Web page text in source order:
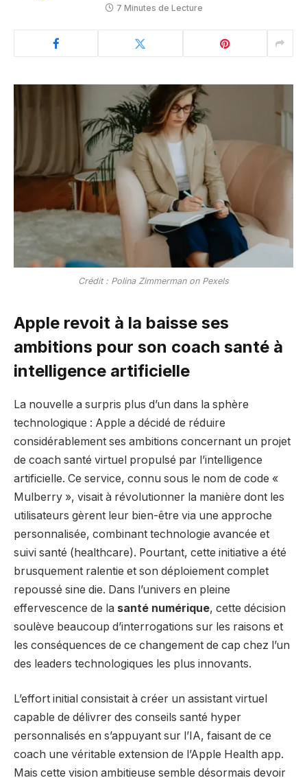
7 Minutes de Lecture
Crédit : Polina Zimmerman on Pexels
Apple revoit à la baisse ses
ambitions pour son coach santé à
intelligence artificielle
La nouvelle a surpris plus d’un dans la sphère
technologique : Apple a décidé de réduire
considérablement ses ambitions concernant un projet
de coach santé virtuel propulsé par l’intelligence
artificielle. Ce service, connu sous le nom de code «
Mulberry », visait à révolutionner la manière dont les
utilisateurs gèrent leur bien-être via une approche
personnalisée, combinant technologie avancée et
suivi santé (healthcare). Pourtant, cette initiative a été
brusquement ralentie et son déploiement complet
repoussé sine die. Dans l’univers en pleine
effervescence de la santé numérique, cette décision
soulève beaucoup d’interrogations sur les raisons et
les conséquences de ce changement de cap chez l’un
des leaders technologiques les plus innovants.
L’effort initial consistait à créer un assistant virtuel
capable de délivrer des conseils santé hyper
personnalisés en s’appuyant sur l’IA, faisant de ce
coach une véritable extension de l’Apple Health app.
Mais cette vision ambitieuse semble désormais devoir